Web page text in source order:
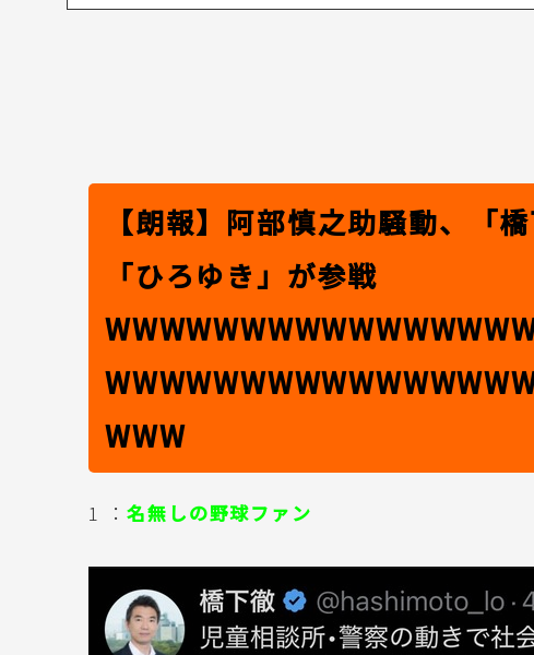
【朗報】阿部慎之助騒動、「
「ひろゆき」が参戦
WWW
1 ：名無しの野球ファン